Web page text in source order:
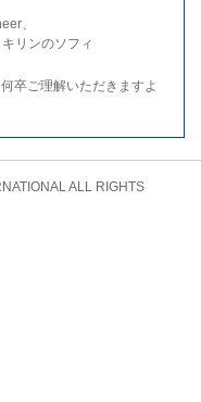
、
リンのソフィ
卒ご理解いただきますよ